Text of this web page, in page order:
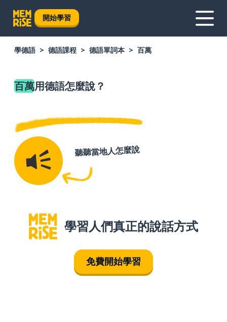
開始學習
學德語 德語課程 德語單詞本 百萬
百萬用德語怎麼說？
聽聽當地人怎麼說
學習人們真正的說話方式
免費開始學習